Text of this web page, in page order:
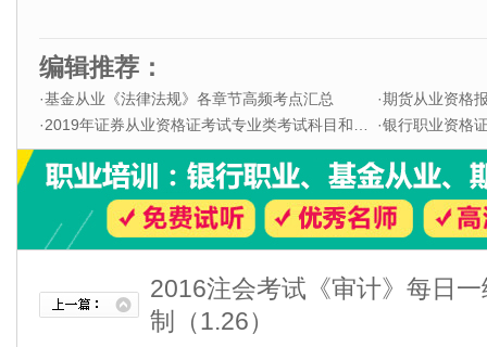
编辑推荐：
·基金从业《法律法规》各章节高频考点汇总 ·期货从业资格
·2019年证券从业资格证考试专业类考试科目和题型 ·银行职业资格证
2016注会考试《审计》每日
制（1.26）